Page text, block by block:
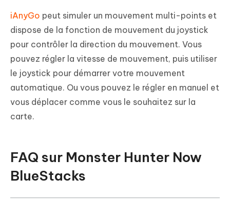
iAnyGo peut simuler un mouvement multi-points et
dispose de la fonction de mouvement du joystick
pour contrôler la direction du mouvement. Vous
pouvez régler la vitesse de mouvement, puis utiliser
le joystick pour démarrer votre mouvement
automatique. Ou vous pouvez le régler en manuel et
vous déplacer comme vous le souhaitez sur la
carte.
FAQ sur Monster Hunter Now
BlueStacks